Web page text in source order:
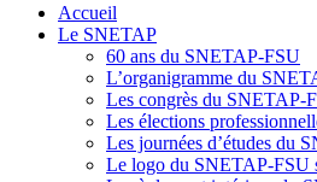
Accueil
Le SNETAP
60 ans du SNETAP-FSU
L’organigramme du
Les congrès du SNETAP-
Les élections
Les journées d’études du
Le logo du SNETAP-FSU